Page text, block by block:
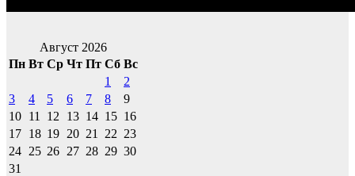
Август 2026
Пн Вт Ср Чт Пт Сб Вс
1
2
3
4 5 6 7 8
9
10 11 12 13 14 15 16
17 18 19 20 21 22 23
24 25 26 27 28 29 30
31